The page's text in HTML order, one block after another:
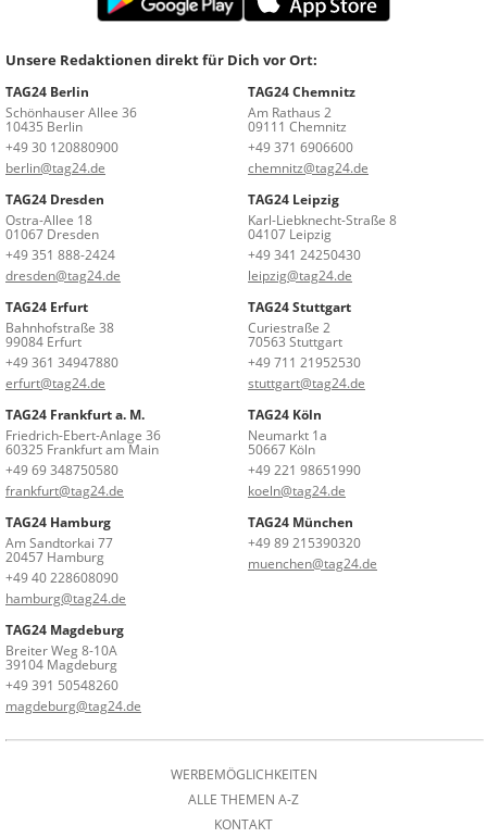
Unsere Redaktionen direkt für Dich vor Ort:
TAG24 Berlin
Schönhauser Allee 36
10435 Berlin
+49 30 120880900
berlin@tag24.de
TAG24 Chemnitz
Am Rathaus 2
09111 Chemnitz
+49 371 6906600
chemnitz@tag24.de
TAG24 Dresden
Ostra-Allee 18
01067 Dresden
+49 351 888-2424
dresden@tag24.de
TAG24 Leipzig
Karl-Liebknecht-Straße 8
04107 Leipzig
+49 341 24250430
leipzig@tag24.de
TAG24 Erfurt
Bahnhofstraße 38
99084 Erfurt
+49 361 34947880
erfurt@tag24.de
TAG24 Stuttgart
Curiestraße 2
70563 Stuttgart
+49 711 21952530
stuttgart@tag24.de
TAG24 Frankfurt a. M.
Friedrich-Ebert-Anlage 36
60325 Frankfurt am Main
+49 69 348750580
frankfurt@tag24.de
TAG24 Köln
Neumarkt 1a
50667 Köln
+49 221 98651990
koeln@tag24.de
TAG24 Hamburg
Am Sandtorkai 77
20457 Hamburg
+49 40 228608090
hamburg@tag24.de
TAG24 München
+49 89 215390320
muenchen@tag24.de
TAG24 Magdeburg
Breiter Weg 8-10A
39104 Magdeburg
+49 391 50548260
magdeburg@tag24.de
WERBEMÖGLICHKEITEN
ALLE THEMEN A-Z
KONTAKT